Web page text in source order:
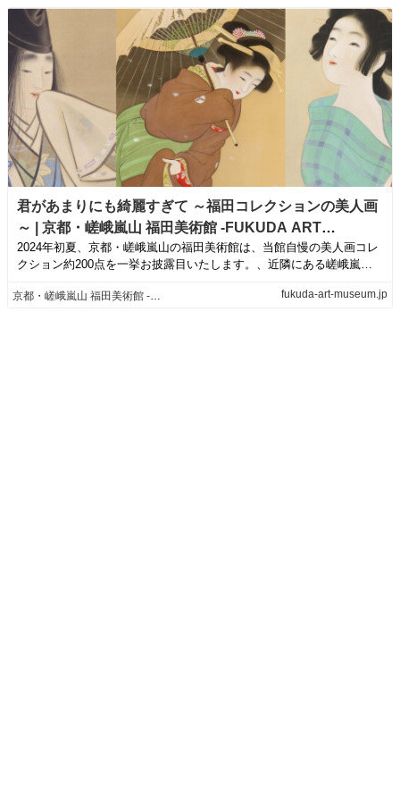
君があまりにも綺麗すぎて ～福田コレクションの美人画
～ | 京都・嵯峨嵐山 福田美術館 -FUKUDA ART
MUSEUM-
2024年初夏、京都・嵯峨嵐山の福田美術館は、当館自慢の美人画コレ
クション約200点を一挙お披露目いたします。、近隣にある嵯峨嵐山
京都・嵯峨嵐山 福田美術館 -FUKUDA ART MUSEUM- fukuda-art-museum.jp